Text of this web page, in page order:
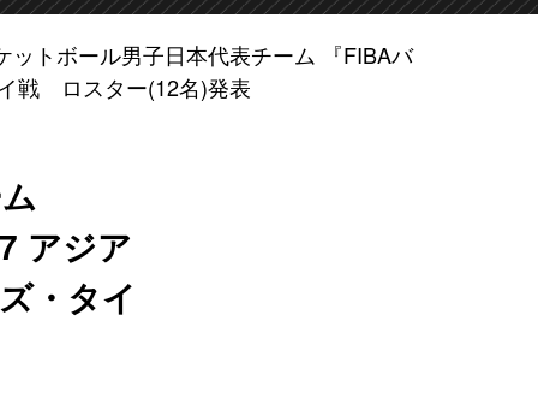
ットボール男子日本代表チーム 『FIBAバ
戦 ロスター(12名)発表
アジア
・タイ